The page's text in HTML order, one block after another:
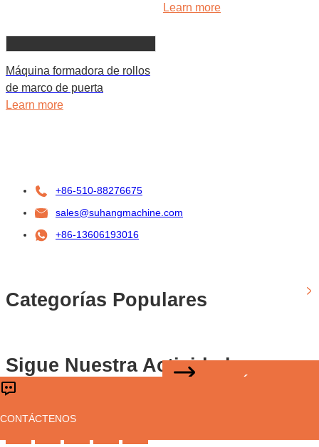
ventana de vidrio
Learn more
Máquina formadora de rollos
de marco de puerta
Learn more
+86-510-88276675
sales@suhangmachine.com
+86-13606193016
Categorías Populares
Sigue Nuestra Actividad
Derechos de autor © Sussman Machinery(Wuxi)Co.,Ltd
CONTÁCTENOS